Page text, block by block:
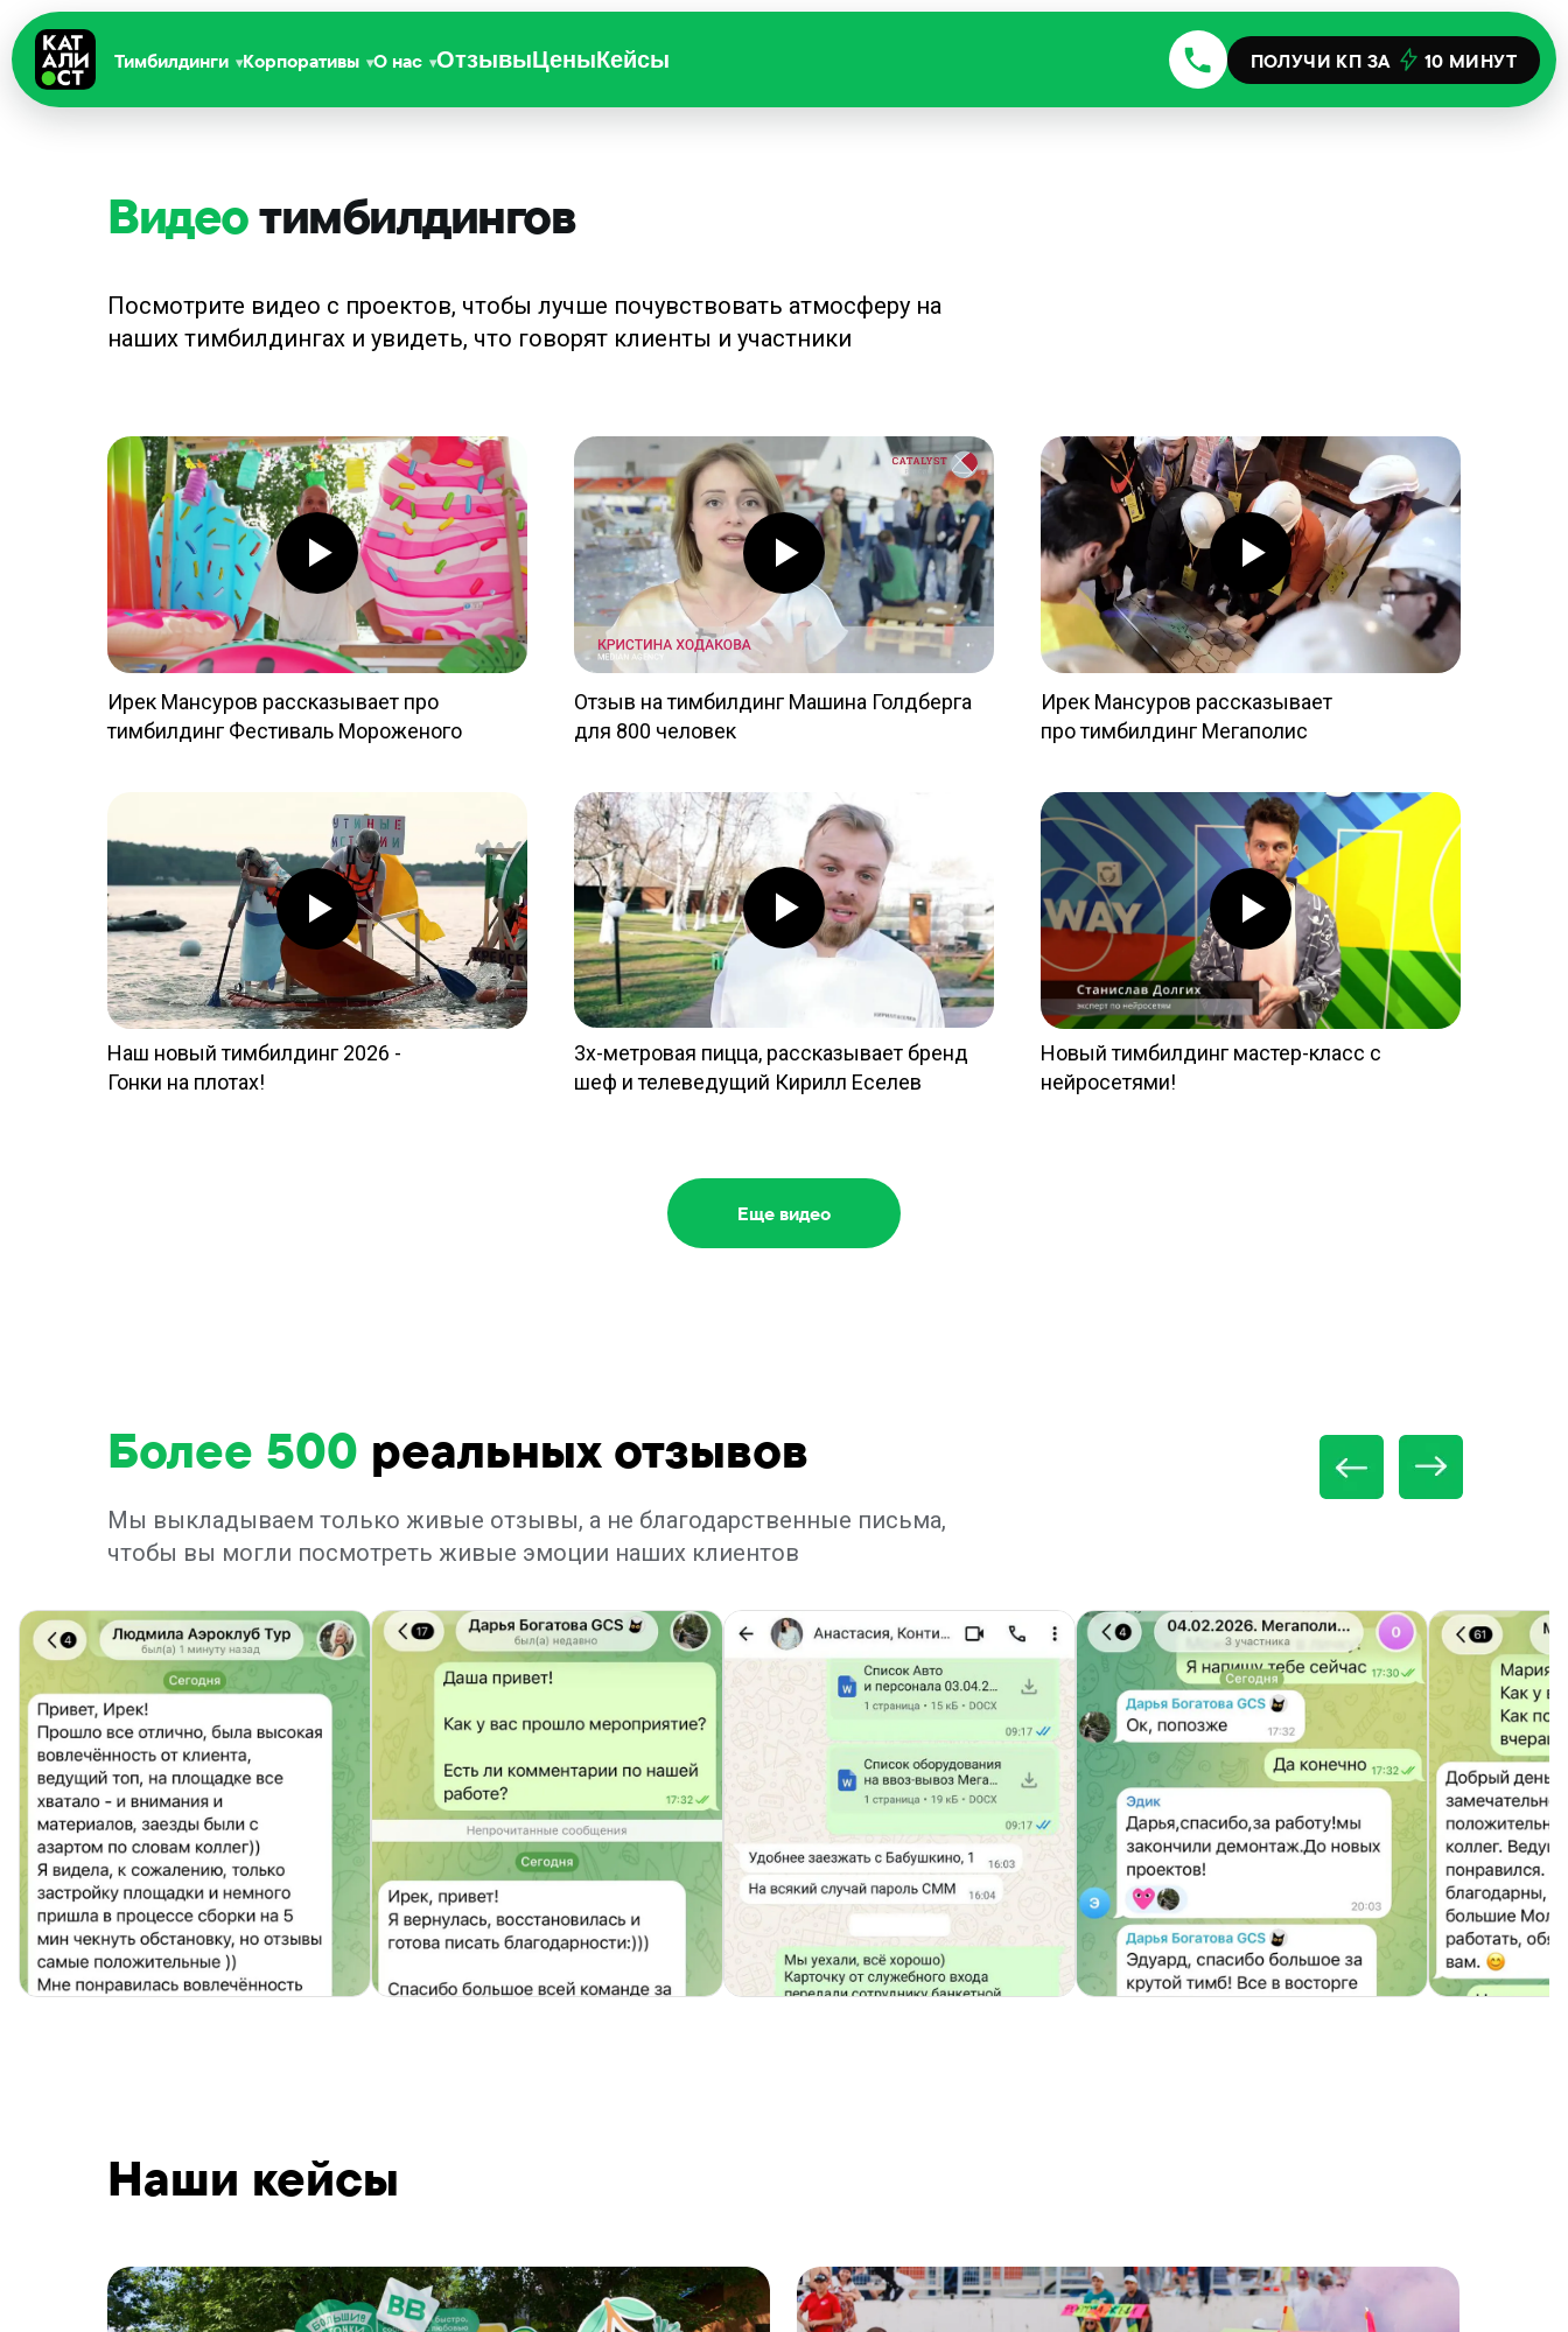
Тимбилдинги Корпоративы О нас ОтзывыЦеныКейсы ПОЛУЧИ КП ЗА 10 МИНУТ
Видеотимбилдингов
Посмотрите видео с проектов, чтобы лучше почувствовать атмосферу на
наших тимбилдингах и увидеть, что говорят клиенты и участники
Ирек Мансуров рассказывает про
тимбилдинг Фестиваль Мороженого
Отзыв на тимбилдинг Машина Голдберга
для 800 человек
Ирек Мансуров рассказывает
про тимбилдинг Мегаполис
Наш новый тимбилдинг 2026 -
Гонки на плотах!
3х-метровая пицца, рассказывает бренд
шеф и телеведущий Кирилл Еселев
Новый тимбилдинг мастер-класс с
нейросетями!
Еще видео
Мансурова
компании Мегафон
сыровар Елена Калинина
Тимбилдинг Гонки Формула-1 на
трассе в Сочи
Заезды на мыльницах Чарли Чаплина,
новый тимбилдинг
Зомби хоррор квест, отзывы участников
Более 500 реальных отзывов
Мы выкладываем только живые отзывы, а не благодарственные письма,
чтобы вы могли посмотреть живые эмоции наших клиентов
Наши кейсы